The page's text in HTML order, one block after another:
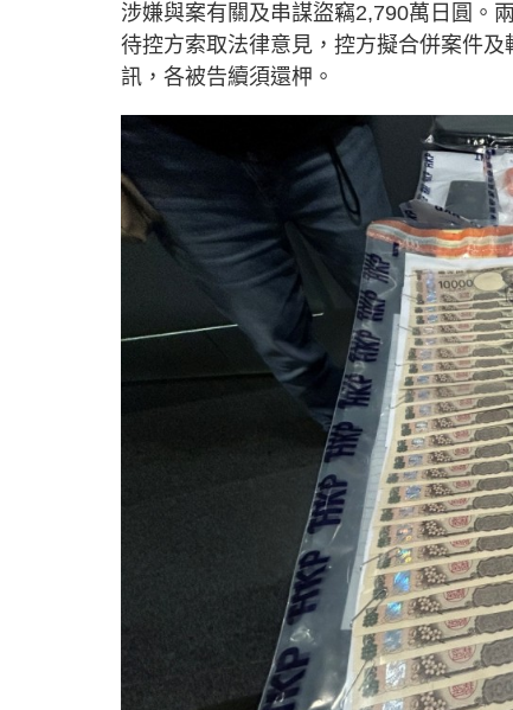
涉嫌與案有關及串謀盜竊2,790萬日圓。
待控方索取法律意見，控方擬合併案件
訊，各被告續須還柙。